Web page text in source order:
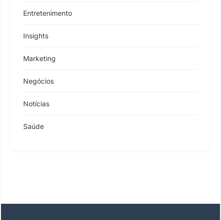
Entretenimento
Insights
Marketing
Negócios
Notícias
Saúde